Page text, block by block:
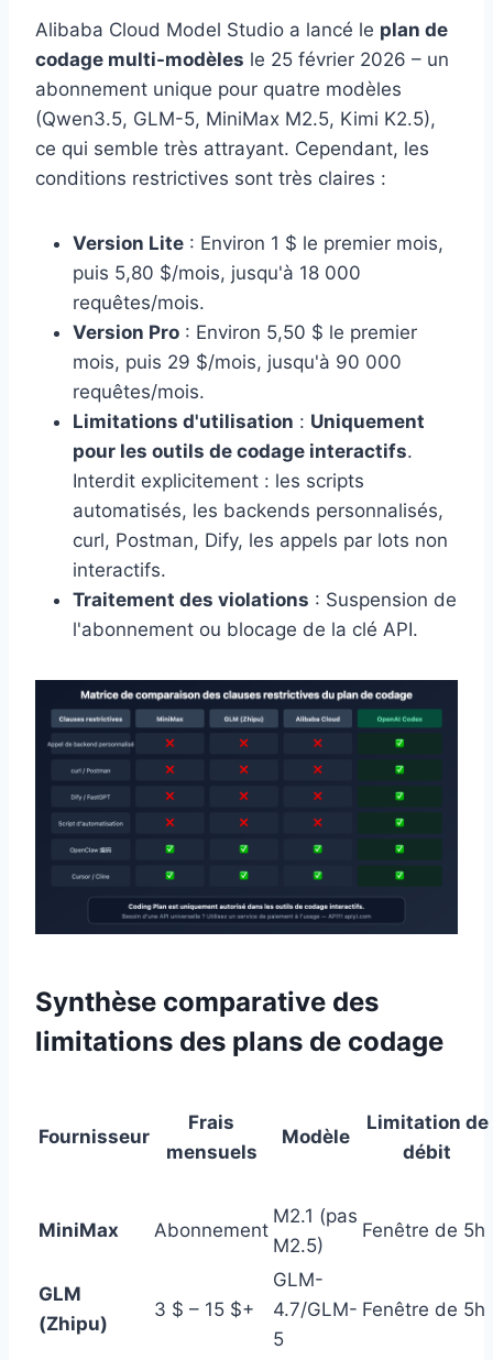
Alibaba Cloud Model Studio a lancé le plan de
codage multi-modèles le 25 février 2026 – un
abonnement unique pour quatre modèles
(Qwen3.5, GLM-5, MiniMax M2.5, Kimi K2.5),
ce qui semble très attrayant. Cependant, les
conditions restrictives sont très claires :
Version Lite : Environ 1 $ le premier mois,
puis 5,80 $/mois, jusqu'à 18 000
requêtes/mois.
Version Pro : Environ 5,50 $ le premier
mois, puis 29 $/mois, jusqu'à 90 000
requêtes/mois.
Limitations d'utilisation : Uniquement
pour les outils de codage interactifs.
Interdit explicitement : les scripts
automatisés, les backends personnalisés,
curl, Postman, Dify, les appels par lots non
interactifs.
Traitement des violations : Suspension de
l'abonnement ou blocage de la clé API.
Synthèse comparative des
limitations des plans de codage
Fournisseur
Frais
mensuels
Modèle
Limitation de
débit
MiniMax Abonnement
M2.1 (pas
M2.5)
Fenêtre de 5h
GLM
(Zhipu)
3 $ – 15 $+
GLM-
4.7/GLM-
5
Fenêtre de 5h